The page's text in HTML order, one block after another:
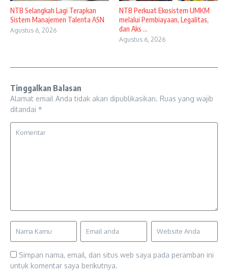
NTB Selangkah Lagi Terapkan
Sistem Manajemen Talenta ASN
Agustus 6, 2026
NTB Perkuat Ekosistem UMKM
melalui Pembiayaan, Legalitas,
dan Aks ...
Agustus 6, 2026
Tinggalkan Balasan
Alamat email Anda tidak akan dipublikasikan. Ruas yang wajib
ditandai *
Simpan nama, email, dan situs web saya pada peramban ini
untuk komentar saya berikutnya.